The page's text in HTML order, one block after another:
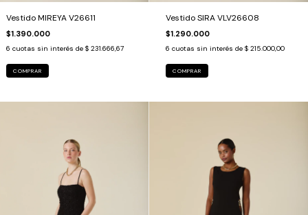
Vestido MIREYA V26611
$1.390.000
6 cuotas sin interés de $ 231.666,67
COMPRAR
Vestido SIRA VLV26608
$1.290.000
6 cuotas sin interés de $ 215.000,00
COMPRAR